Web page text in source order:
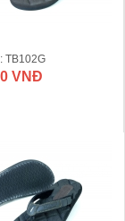
TB102G
VNĐ